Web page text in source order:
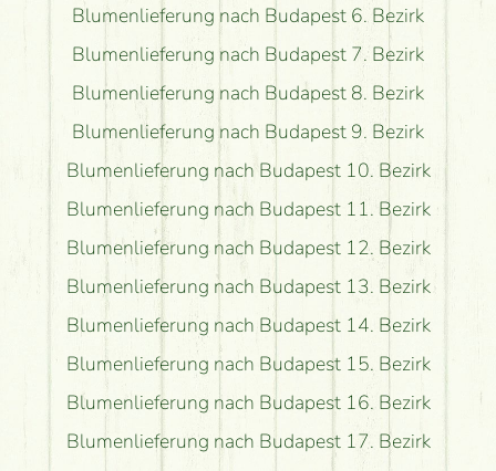
Blumenlieferung nach Budapest 6. Bezirk
Blumenlieferung nach Budapest 7. Bezirk
Blumenlieferung nach Budapest 8. Bezirk
Blumenlieferung nach Budapest 9. Bezirk
Blumenlieferung nach Budapest 10. Bezirk
Blumenlieferung nach Budapest 11. Bezirk
Blumenlieferung nach Budapest 12. Bezirk
Blumenlieferung nach Budapest 13. Bezirk
Blumenlieferung nach Budapest 14. Bezirk
Blumenlieferung nach Budapest 15. Bezirk
Blumenlieferung nach Budapest 16. Bezirk
Blumenlieferung nach Budapest 17. Bezirk